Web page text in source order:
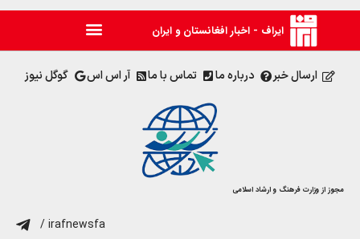
ایراف - اخبار افغانستان و ایران
ارسال خبر درباره ما تماس با ما آر اس اس گوگل نیوز
مجوز از وزارت فرهنگ و ارشاد اسلامی
/ irafnewsfa